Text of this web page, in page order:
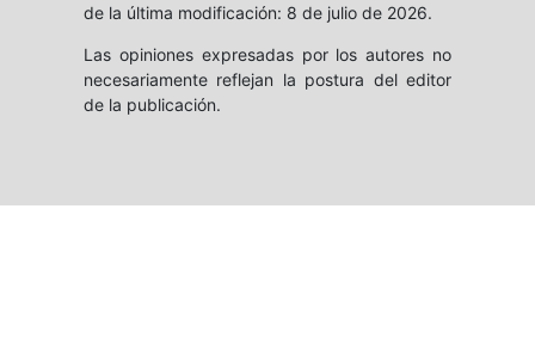
de la última modificación: 8 de julio de 2026.
Las opiniones expresadas por los autores no
necesariamente reflejan la postura del editor
de la publicación.